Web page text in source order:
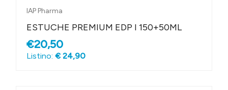
IAP Pharma
ESTUCHE PREMIUM EDP I 150+50ML
€20,50
Listino: € 24,90